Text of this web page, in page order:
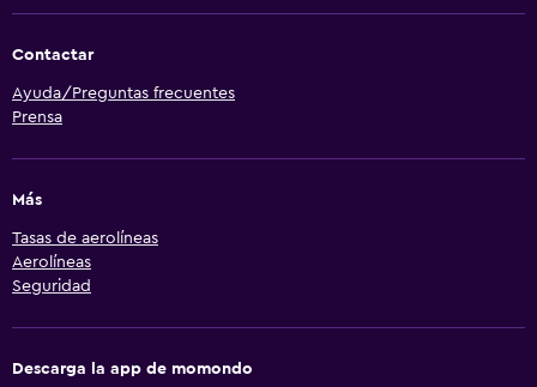
Contactar
Ayuda/Preguntas frecuentes
Prensa
Más
Tasas de aerolíneas
Aerolíneas
Seguridad
Descarga la app de momondo